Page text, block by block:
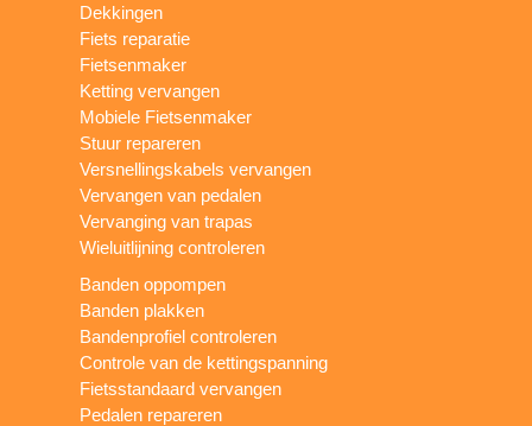
Dekkingen
Fiets reparatie
Fietsenmaker
Ketting vervangen
Mobiele Fietsenmaker
Stuur repareren
Versnellingskabels vervangen
Vervangen van pedalen
Vervanging van trapas
Wieluitlijning controleren
Banden oppompen
Banden plakken
Bandenprofiel controleren
Controle van de kettingspanning
Fietsstandaard vervangen
Pedalen repareren